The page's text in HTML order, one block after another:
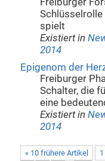
Freiburger
spielt
Existiert in
2014
Epigenom der
Freiburger
Schalter, die
eine
Existiert in
2014
« 10 frühere Artikel 1